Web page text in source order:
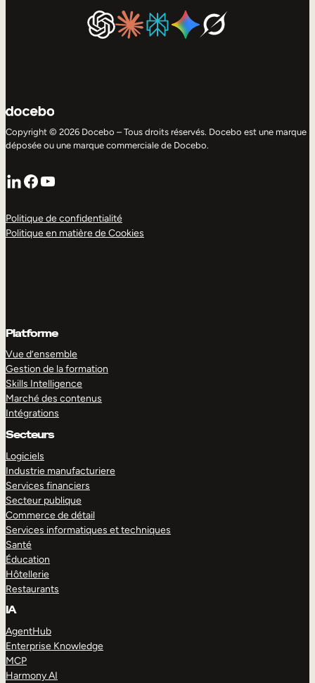
Copyright © 2026 Docebo – Tous droits réservés. Docebo est une marque
déposée ou une marque commerciale de Docebo.
LinkedIn
Facebook
YouTube
Politique de confidentialité
Politique en matière de Cookies
Platforme
Vue d’ensemble
Gestion de la formation
Skills Intelligence
Marché des contenus
Intégrations
Secteurs
Logiciels
Industrie manufacturiere
Services financiers
Secteur publique
Commerce de détail
Services informatiques et techniques
Santé
Éducation
Hôtellerie
Restaurants
IA
AgentHub
Enterprise Knowledge
MCP
Harmony AI